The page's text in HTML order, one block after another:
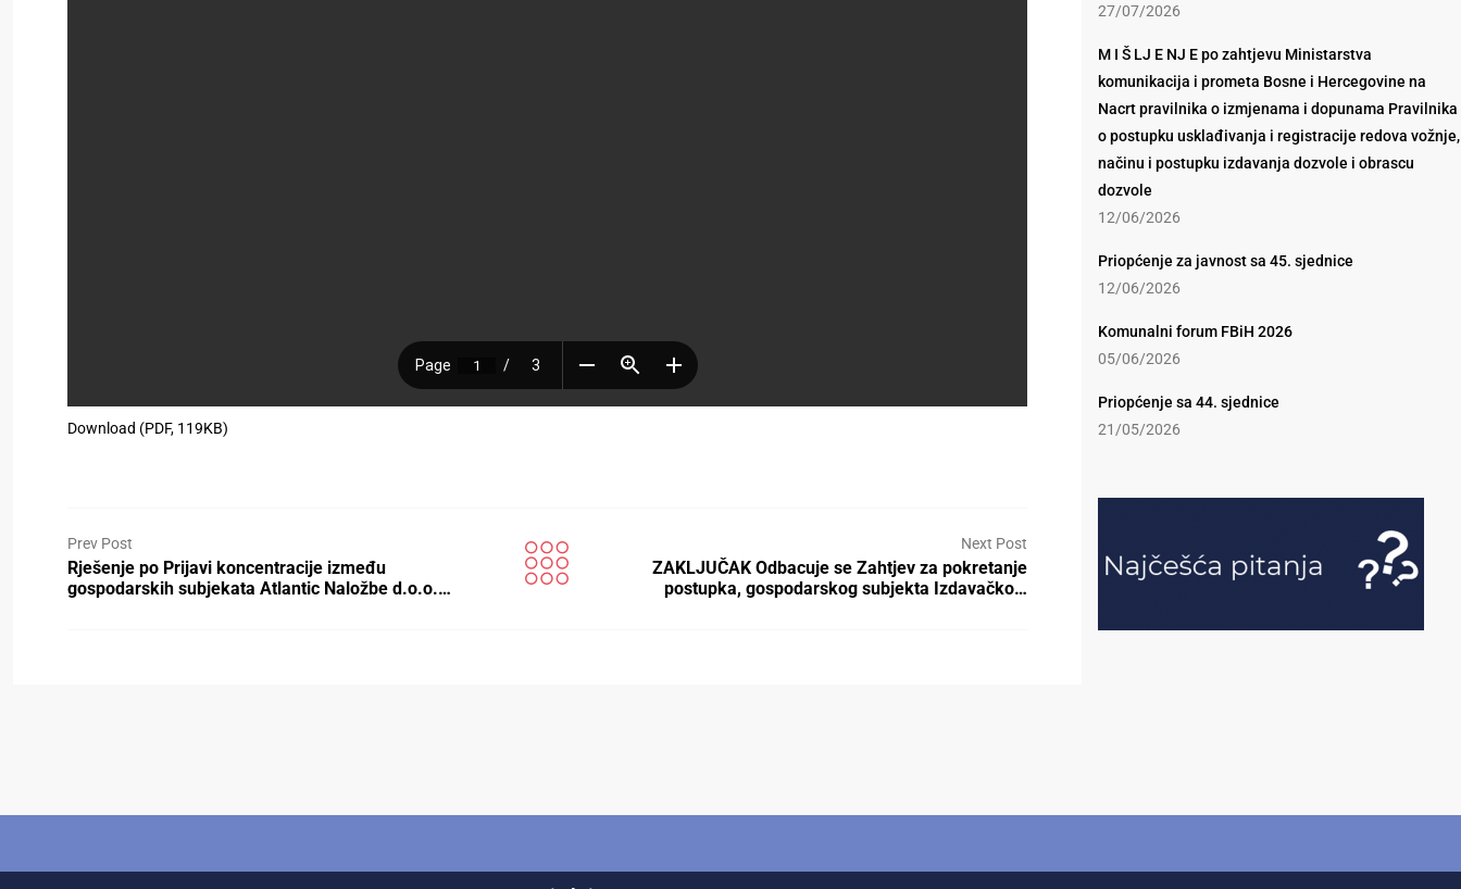
Download (PDF, 119KB)
Prev Post
Rješenje po Prijavi koncentracije između
gospodarskih subjekata Atlantic Naložbe d.o.o.…
Next Post
ZAKLJUČAK Odbacuje se Zahtjev za pokretanje
postupka, gospodarskog subjekta Izdavačko…
27/07/2026
M I Š LJ E NJ E po zahtjevu Ministarstva
komunikacija i prometa Bosne i Hercegovine na
Nacrt pravilnika o izmjenama i dopunama Pravilnika
o postupku usklađivanja i registracije redova vožnje,
načinu i postupku izdavanja dozvole i obrascu
dozvole
12/06/2026
Priopćenje za javnost sa 45. sjednice
12/06/2026
Komunalni forum FBiH 2026
05/06/2026
Priopćenje sa 44. sjednice
21/05/2026